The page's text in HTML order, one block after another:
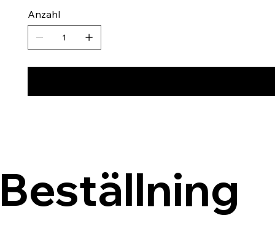
Anzahl